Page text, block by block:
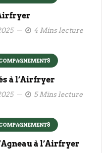
4 Mins lecture
à l’Airfryer
5 Mins lecture
à l’Airfryer